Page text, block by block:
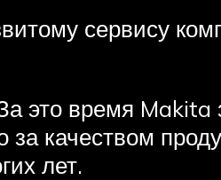
сервису
это время Makita
за качеством
лет.